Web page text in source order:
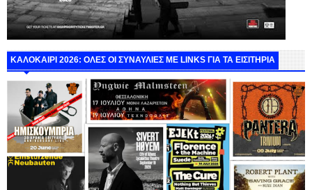
ΚΑΛΟΚΑΙΡΙ 2026: ΟΛΕΣ ΟΙ ΣΥΝΑΥΛΙΕΣ ΜΕ LINKS ΓΙΑ ΤΑ ΕΙΣΙΤΗΡΙΑ